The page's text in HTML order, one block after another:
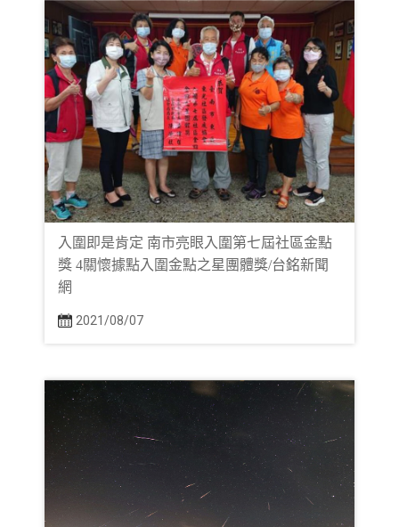
入圍即是肯定 南市亮眼入圍第七屆社區金點
獎 4關懷據點入圍金點之星團體獎/台銘新聞
網
2021/08/07